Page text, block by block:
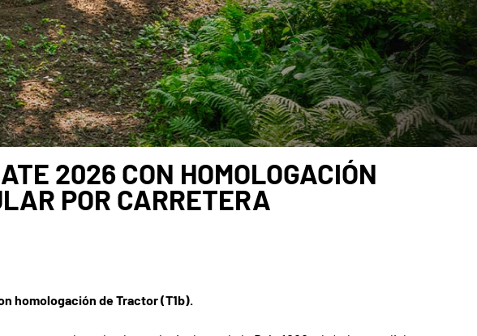
2026 CON HOMOLOGACIÓN
POR CARRETERA
homologación de Tractor (T1b).